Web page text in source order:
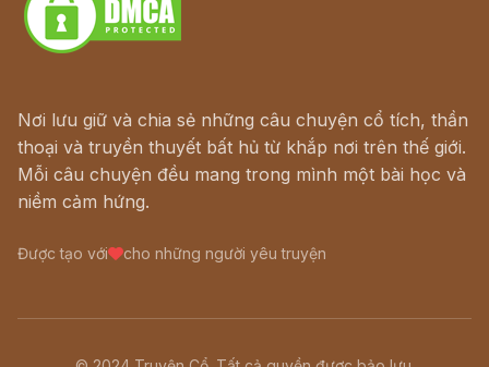
Nơi lưu giữ và chia sẻ những câu chuyện cổ tích, thần
thoại và truyền thuyết bất hủ từ khắp nơi trên thế giới.
Mỗi câu chuyện đều mang trong mình một bài học và
niềm cảm hứng.
Được tạo với cho những người yêu truyện